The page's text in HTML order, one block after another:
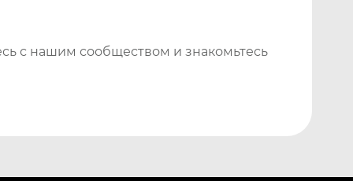
с нашим сообществом и знакомьтесь